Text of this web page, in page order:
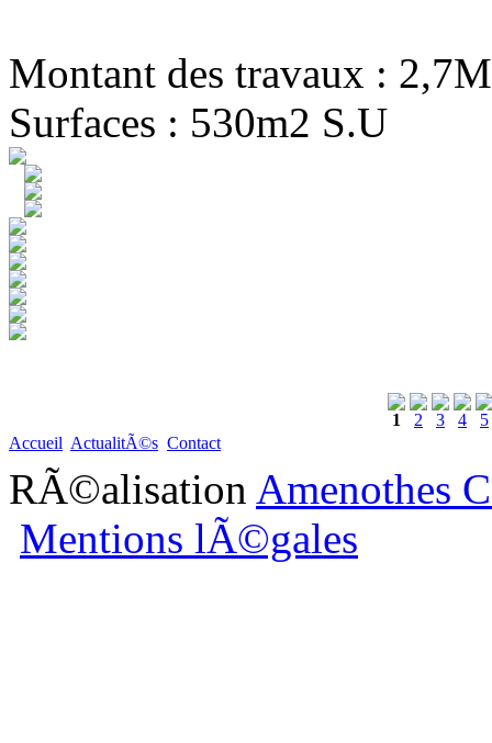
Montant des travaux :
Surfaces : 530m2 S.U
1 2 3 4
5
Accueil ActualitÃ©s Contact
RÃ©alisation Amenothes
Mentions lÃ©gales